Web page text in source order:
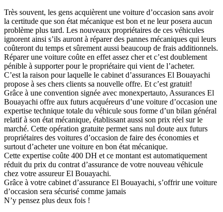
Très souvent, les gens acquièrent une voiture d’occasion sans avoir
la certitude que son état mécanique est bon et ne leur posera aucun
problème plus tard. Les nouveaux propriétaires de ces véhicules
ignorent ainsi s’ils auront à réparer des pannes mécaniques qui leurs
coûteront du temps et sûrement aussi beaucoup de frais additionnels.
Réparer une voiture coûte en effet assez cher et c’est doublement
pénible à supporter pour le propriétaire qui vient de l’acheter.
C’est la raison pour laquelle le cabinet d’assurances El Bouayachi
propose à ses chers clients sa nouvelle offre. Et c’est gratuit!
Grâce à une convention signée avec monexpertauto, Assurances El
Bouayachi offre aux futurs acquéreurs d’une voiture d’occasion une
expertise technique totale du véhicule sous forme d’un bilan général
relatif à son état mécanique, établissant aussi son prix réel sur le
marché. Cette opération gratuite permet sans nul doute aux futurs
propriétaires des voitures d’occasion de faire des économies et
surtout d’acheter une voiture en bon état mécanique.
Cette expertise coûte 400 DH et ce montant est automatiquement
réduit du prix du contrat d’assurance de votre nouveau véhicule
chez votre assureur El Bouayachi.
Grâce à votre cabinet d’assurance El Bouayachi, s’offrir une voiture
d’occasion sera sécurisé comme jamais
N’y pensez plus deux fois !